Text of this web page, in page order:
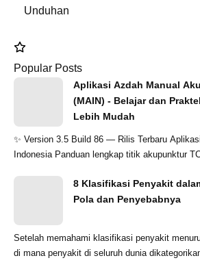
Unduhan
Popular Posts
Aplikasi Azdah Manual
(MAIN) - Belajar dan
Lebih Mudah
✨ Version 3.5 Build 86 — Rilis Terbaru Aplikasi Manual Akupunktur
Indonesia Panduan lengkap titik akupunktur
8 Klasifikasi Penyakit
Pola dan Penyebabnya
Setelah memahami klasifikasi penyakit
di mana penyakit di seluruh dunia